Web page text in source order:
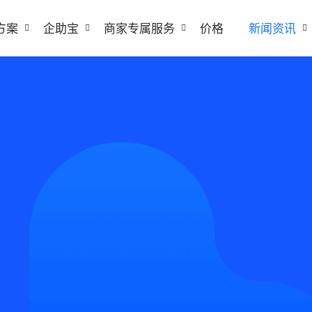
案 企助宝 商家专属服务 价格 新闻资讯